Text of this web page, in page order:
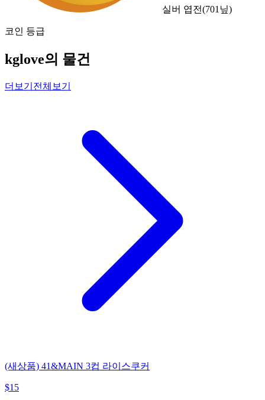
실버 엽전(701 닢)
코인 등급
kglove의 물건
더보기 전체보기
(새상품) 41&MAIN 3컵 라이스쿠커
$15